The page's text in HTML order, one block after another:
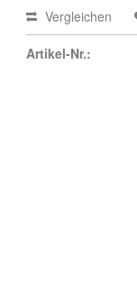
Vergleichen
Artikel-Nr.: